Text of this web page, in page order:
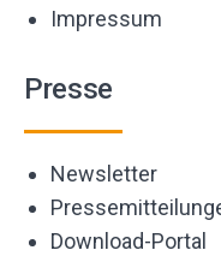
Impressum
Presse
Newsletter
Download-Portal